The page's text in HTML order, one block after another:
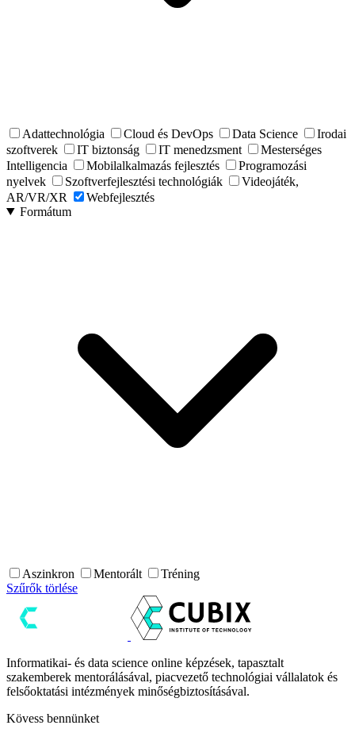
Adattechnológia Cloud és DevOps Data Science
Irodai
szoftverek
IT biztonság IT menedzsment
Mesterséges
Intelligencia
Mobilalkalmazás fejlesztés
Programozási
nyelvek
Szoftverfejlesztési technológiák
Videojáték,
AR/VR/XR
Webfejlesztés
Formátum
Aszinkron Mentorált
Tréning
Szűrők törlése
Informatikai- és data science online képzések, tapasztalt
szakemberek mentorálásával, piacvezető technológiai vállalatok és
felsőoktatási intézmények minőségbiztosításával.
Kövess bennünket